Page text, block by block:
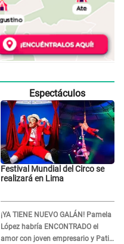
Espectáculos
Festival Mundial del Circo se
realizará en Lima
¡YA TIENE NUEVO GALÁN! Pamela
López habría ENCONTRADO el
amor con joven empresario y Pati